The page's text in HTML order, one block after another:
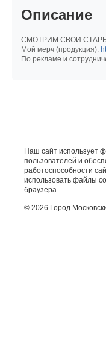
Описание
СМОТРИМ СВОИ
Мой мерч (продукция):
По рекламе и
Наш сайт использует
пользователей и
работоспособности
использовать файлы
браузера.
© 2026 Город